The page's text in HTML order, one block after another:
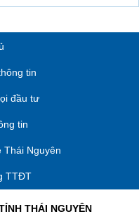
tin
đầu tư
tin
Thái Nguyên
TTĐT
THÁI NGUYÊN